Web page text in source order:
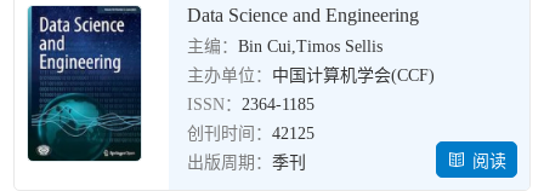
Data Science and Engineering
主编：Bin Cui,Timos Sellis
主办单位： 中国计算机学会(CCF)
ISSN：2364-1185
创刊时间：42125
出版周期：季刊 阅读